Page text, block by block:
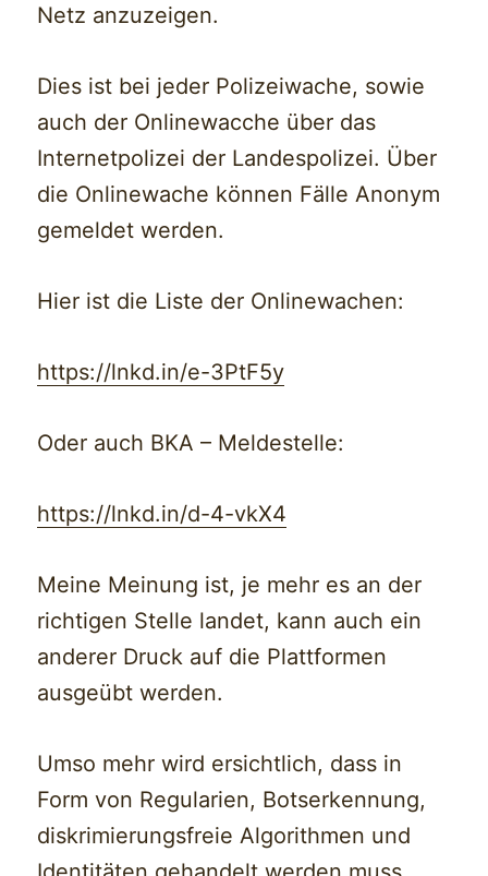
Netz anzuzeigen.
Dies ist bei jeder Polizeiwache, sowie
auch der Onlinewacche über das
Internetpolizei der Landespolizei. Über
die Onlinewache können Fälle Anonym
gemeldet werden.
Hier ist die Liste der Onlinewachen:
https://lnkd.in/e-3PtF5y
Oder auch BKA – Meldestelle:
https://lnkd.in/d-4-vkX4
Meine Meinung ist, je mehr es an der
richtigen Stelle landet, kann auch ein
anderer Druck auf die Plattformen
ausgeübt werden.
Umso mehr wird ersichtlich, dass in
Form von Regularien, Botserkennung,
diskrimierungsfreie Algorithmen und